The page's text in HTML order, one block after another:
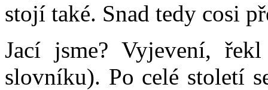
stojí také. Snad tedy cosi
Jací jsme? Vyjevení,
slovníku). Po celé století